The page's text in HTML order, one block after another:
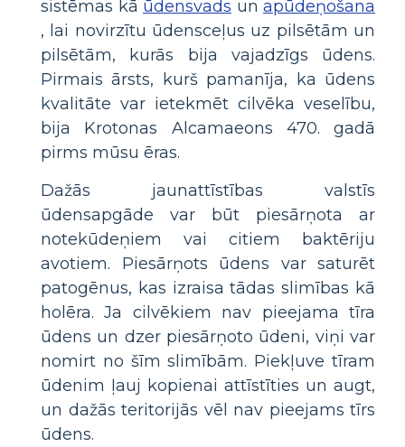
sistēmas kā ūdensvads un apūdeņošana
, lai novirzītu ūdensceļus uz pilsētām un
pilsētām, kurās bija vajadzīgs ūdens.
Pirmais ārsts, kurš pamanīja, ka ūdens
kvalitāte var ietekmēt cilvēka veselību,
bija Krotonas Alcamaeons 470. gadā
pirms mūsu ēras.
Dažās jaunattīstības valstīs
ūdensapgāde var būt piesārņota ar
notekūdeņiem vai citiem baktēriju
avotiem. Piesārņots ūdens var saturēt
patogēnus, kas izraisa tādas slimības kā
holēra. Ja cilvēkiem nav pieejama tīra
ūdens un dzer piesārņoto ūdeni, viņi var
nomirt no šīm slimībām. Piekļuve tīram
ūdenim ļauj kopienai attīstīties un augt,
un dažās teritorijās vēl nav pieejams tīrs
ūdens.